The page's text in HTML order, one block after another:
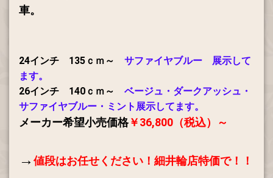
車。
24インチ 135ｃｍ～ サファイヤブルー
展示して
ます。
26インチ 140ｃｍ～ ベージュ・ダークアッシュ・
サファイヤブルー・ミント展示してます。
メーカー希望小売価格￥36,800（税込）～
→ 値段はお任せください！ 細井輪店特価で！！